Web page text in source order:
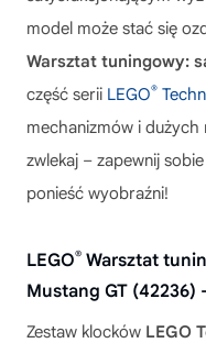
model może stać się
Warsztat tuningowy:
część serii LEGO®
mechanizmów i dużych
zwlekaj – zapewnij
ponieść wyobraźni!
LEGO® Warsztat
Mustang GT
Zestaw klocków LEGO